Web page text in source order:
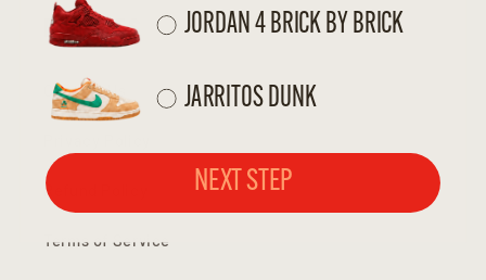
POLICIES
Contact Us
Refund Policy
Terms of Service
jordan 4 b4b
JORDAN 4 BRICK BY BRICK
jarritos dunk
JARRITOS DUNK
NEXT STEP